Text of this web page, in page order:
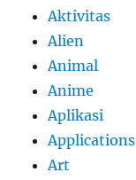
Aktivitas
Alien
Animal
Anime
Aplikasi
Applications
Art